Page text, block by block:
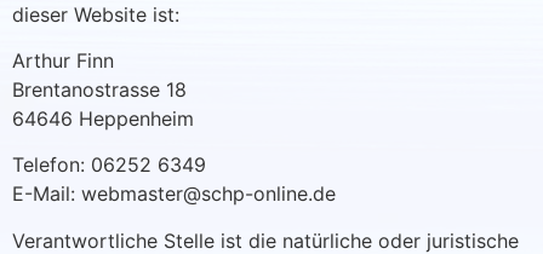
dieser Website ist:
Arthur Finn
Brentanostrasse 18
64646 Heppenheim
Telefon: 06252 6349
E-Mail: webmaster@schp-online.de
Verantwortliche Stelle ist die natürliche oder juristische